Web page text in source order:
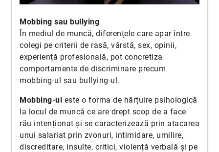
Mobbing sau bullying
În mediul de muncă, diferențele care apar între
colegi pe criterii de rasă, vârstă, sex, opinii,
experiență profesională, pot concretiza
comportamente de discriminare precum
mobbing-ul sau bullying-ul.
Mobbing-ul este o forma de hărțuire psihologică
la locul de muncă ce are drept scop de a face
rău intenționat și se caracterizează prin atacarea
unui salariat prin zvonuri, intimidare, umilire,
discreditare, insulte, critici, violență verbală și pe